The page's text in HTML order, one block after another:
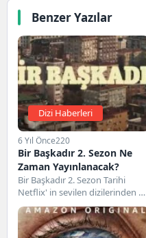
Benzer Yazılar
Dizi Haberleri
6 Yıl Önce220
Bir Başkadır 2. Sezon Ne
Zaman Yayınlanacak?
Bir Başkadır 2. Sezon Tarihi
Netflix' in sevilen dizilerinden ve
Türk yapımı olan Bir Başkadır...